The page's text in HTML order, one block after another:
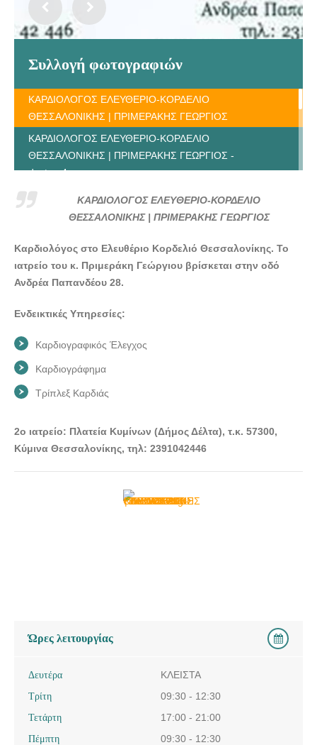
Συλλογή φωτογραφιών
ΚΑΡΔΙΟΛΟΓΟΣ ΕΛΕΥΘΕΡΙΟ-ΚΟΡΔΕΛΙΟ
ΘΕΣΣΑΛΟΝΙΚΗΣ | ΠΡΙΜΕΡΑΚΗΣ ΓΕΩΡΓΙΟΣ
ΚΑΡΔΙΟΛΟΓΟΣ ΕΛΕΥΘΕΡΙΟ-ΚΟΡΔΕΛΙΟ
ΘΕΣΣΑΛΟΝΙΚΗΣ | ΠΡΙΜΕΡΑΚΗΣ ΓΕΩΡΓΙΟΣ -
doctors4u.gr
ΚΑΡΔΙΟΛΟΓΟΣ ΕΛΕΥΘΕΡΙΟ-ΚΟΡΔΕΛΙΟ
ΘΕΣΣΑΛΟΝΙΚΗΣ | ΠΡΙΜΕΡΑΚΗΣ ΓΕΩΡΓΙΟΣ -
ΚΑΡΔΙΟΛΟΓΟΣ ΕΛΕΥΘΕΡΙΟ-ΚΟΡΔΕΛΙΟ
ΘΕΣΣΑΛΟΝΙΚΗΣ | ΠΡΙΜΕΡΑΚΗΣ ΓΕΩΡΓΙΟΣ -
doctors4u.gr
doctors4u.gr
doctors4u.gr
ΚΑΡΔΙΟΛΟΓΟΣ ΕΛΕΥΘΕΡΙΟ-ΚΟΡΔΕΛΙΟ
ΘΕΣΣΑΛΟΝΙΚΗΣ | ΠΡΙΜΕΡΑΚΗΣ ΓΕΩΡΓΙΟΣ
Καρδιολόγος στο Ελευθέριο Κορδελιό Θεσσαλονίκης. Το
ιατρείο του κ. Πριμεράκη Γεώργιου βρίσκεται στην οδό
Ανδρέα Παπανδέου 28.
Ενδεικτικές Υπηρεσίες:
Καρδιογραφικός Έλεγχος
Καρδιογράφημα
Τρίπλεξ Καρδιάς
2ο ιατρείο: Πλατεία Κυμίνων (Δήμος Δέλτα), τ.κ. 57300,
Κύμινα Θεσσαλονίκης, τηλ: 2391042446
Ώρες λειτουργίας
Δευτέρα
ΚΛΕΙΣΤΑ
Τρίτη
09:30 - 12:30
Τετάρτη
17:00 - 21:00
Πέμπτη
09:30 - 12:30